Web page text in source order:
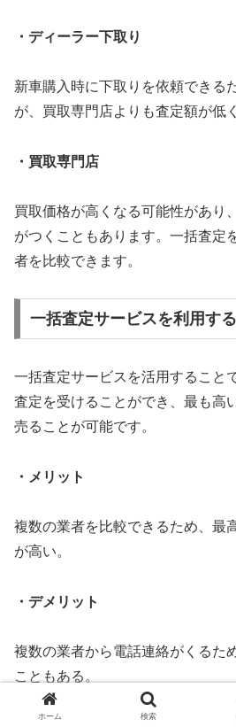
・ディーラー下取り
新車購入時に下取りを依頼できる
が、買取専門店よりも査定額が低
・買取専門店
買取価格が高くなる可能性があり
がつくこともあります。一括査定
者を比較できます。
一括査定サービスを利用する
一括査定サービスを活用すること
査定を受けることができ、最も高
売ることが可能です。
・メリット
複数の業者を比較できるため、最
が高い。
・デメリット
複数の業者から電話連絡がくるた
こともある。
ホーム 検索